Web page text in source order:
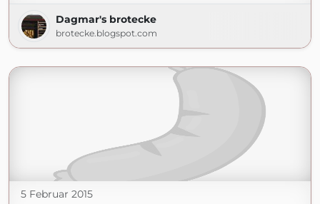
Dagmar's brotecke
brotecke.blogspot.com
5 Februar 2015